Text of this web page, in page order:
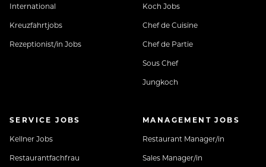
International
Kreuzfahrtjobs
Rezeptionist/in Jobs
Koch Jobs
Chef de Cuisine
Chef de Partie
Sous Chef
Jungkoch
SERVICE JOBS
Kellner Jobs
Restaurantfachfrau
MANAGEMENT JOBS
Restaurant Manager/in
Sales Manager/in